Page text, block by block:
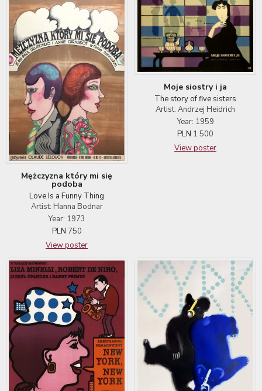
Mężczyzna który mi się
podoba
Love Is a Funny Thing
Artist: Hanna Bodnar
Year: 1973
PLN 750
View poster
Moje siostry i ja
The story of five sisters
Artist: Andrzej Heidrich
Year: 1959
PLN 1 500
View poster